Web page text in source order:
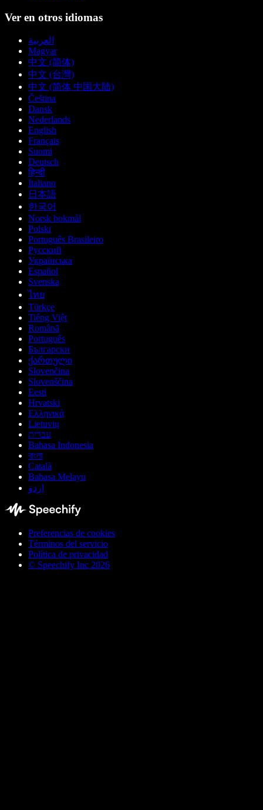
Ver en otros idiomas
العربية
Magyar
中文 (简体)
中文 (台灣)
中文 (简体 中国大陆)
Čeština
Dansk
Nederlands
English
Français
Suomi
Deutsch
हिन्दी
Italiano
日本語
한국어
Norsk bokmål
Polski
Português Brasileiro
Русский
Українська
Español
Svenska
ไทย
Türkçe
Tiếng Việt
Română
Português
Български
ქართული
Slovenčina
Slovenščina
Eesti
Hrvatski
Ελληνικά
Lietuvių
עברית
Bahasa Indonesia
বাংলা
Català
Bahasa Melayu
اردو
Preferencias de cookies
Términos del servicio
Política de privacidad
© Speechify Inc 2026